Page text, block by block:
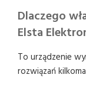
Dlaczego
Elsta
To urządzenie
rozwiązań